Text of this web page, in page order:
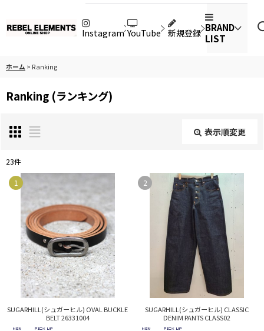
Instagram YouTube 新規登録 BRAND
LIST
ホーム > Ranking
Ranking (ランキング)
表示順変更
在庫あり
23件
1
SUGARHILL(シュガーヒル) OVAL BUCKLE
BELT 26331004
2
SUGARHILL(シュガーヒル) CLASSIC
DENIM PANTS CLASS02